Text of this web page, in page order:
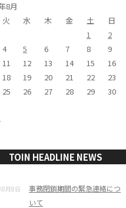
8月
火 水 木 金 土
日
1
2
4 5 6 7 8
9
11 12 13 14 15
16
18 19 20 21 22
23
25 26 27 28 29
30
TOIN HEADLINE NEWS
月8日
事務閉鎖期間の緊急連絡につ
いて